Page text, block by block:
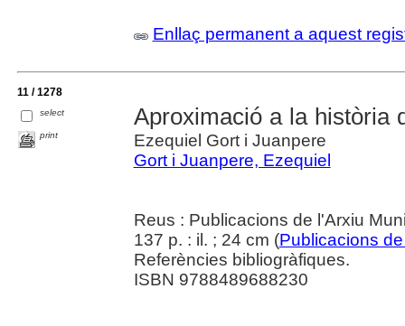
Enllaç permanent a aquest
11 / 1278
select
print
Aproximació a la història
Ezequiel Gort i Juanpere
Gort i Juanpere, Ezequiel
Reus : Publicacions de l'Arxiu
137 p. : il. ; 24 cm (Publicacions
Referències bibliogràfiques.
ISBN 9788489688230